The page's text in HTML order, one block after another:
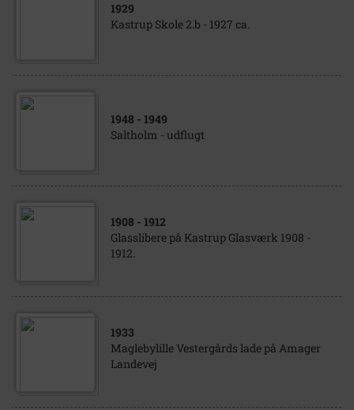
1929
Kastrup Skole 2.b - 1927 ca.
1948 - 1949
Saltholm - udflugt
1908 - 1912
Glasslibere på Kastrup Glasværk 1908 -
1912.
1933
Maglebylille Vestergårds lade på Amager
Landevej